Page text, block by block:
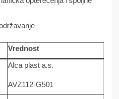
Vrednost
Alca plast a.s.
AVZ112-G501